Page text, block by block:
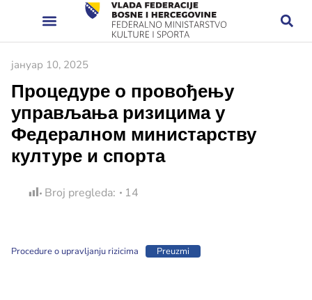
јануар 10, 2025
Процедуре о провођењу
управљања ризицима у
Федералном министарству
културе и спорта
Broj pregleda: 14
Procedure o upravljanju rizicima Preuzmi